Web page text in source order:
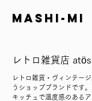
mashi-mi
レトロ雑貨店
レトロ雑貨・ヴィンテー
うショップブランドです。
キッチュで温度感のあるア